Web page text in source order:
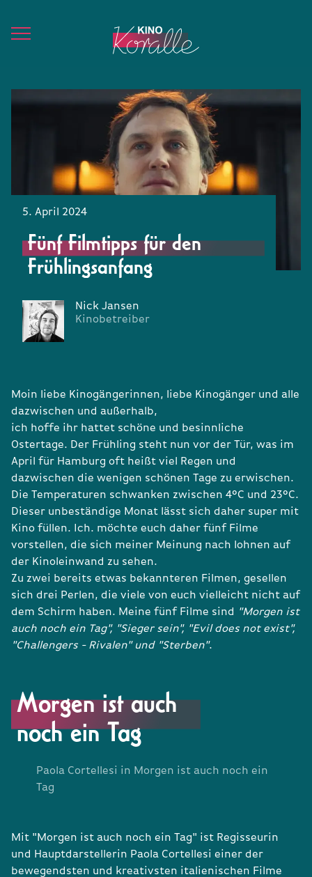
5. April 2024
Fünf Filmtipps für den
Frühlingsanfang
Nick Jansen
Kinobetreiber
Moin liebe Kinogängerinnen, liebe Kinogänger und alle
dazwischen und außerhalb,
ich hoffe ihr hattet schöne und besinnliche
Ostertage. Der Frühling steht nun vor der Tür, was im
April für Hamburg oft heißt viel Regen und
dazwischen die wenigen schönen Tage zu erwischen.
Die Temperaturen schwanken zwischen 4°C und 23°C.
Dieser unbeständige Monat lässt sich daher super mit
Kino füllen. Ich. möchte euch daher fünf Filme
vorstellen, die sich meiner Meinung nach lohnen auf
der Kinoleinwand zu sehen.
Zu zwei bereits etwas bekannteren Filmen, gesellen
sich drei Perlen, die viele von euch vielleicht nicht auf
dem Schirm haben. Meine fünf Filme sind
"Morgen ist
auch noch ein Tag", "Sieger sein", "Evil does not exist",
"Challengers - Rivalen" und "Sterben".
Morgen ist auch
noch ein Tag
Paola Cortellesi in Morgen ist auch noch ein
Tag
Mit "Morgen ist auch noch ein Tag" ist Regisseurin
und Hauptdarstellerin Paola Cortellesi einer der
bewegendsten und kreativsten italienischen Filme